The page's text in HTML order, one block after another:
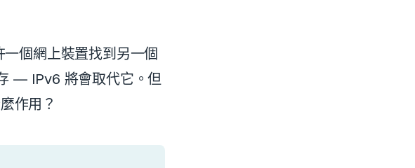
個網上裝置找到另一個
— IPv6 將會取代它。但
作用？